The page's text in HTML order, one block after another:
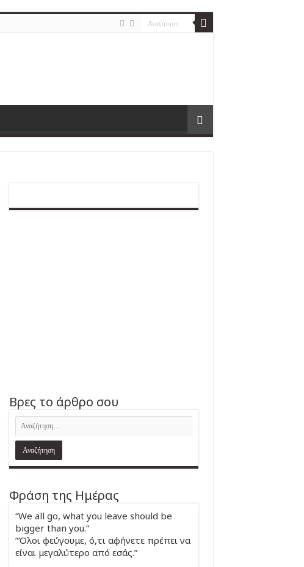
Βρες το άρθρο σου
Φράση της Ημέρας
“We all go, what you leave should be
bigger than you.”
”Όλοι φεύγουμε, ό,τι αφήνετε πρέπει να
είναι μεγαλύτερο από εσάς.”